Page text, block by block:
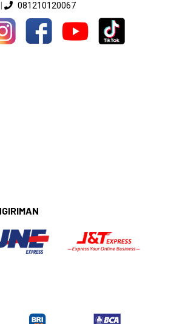
tagihan langsung bukan
Kami akan
ini agar tidak
|
081210120067